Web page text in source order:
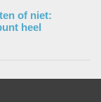
of niet:
heel